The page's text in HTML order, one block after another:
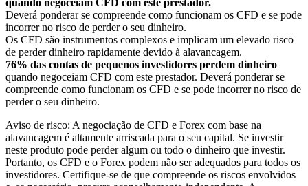
Deverá ponderar se compreende como funcionam os CFD e se pode
incorrer no risco de perder o seu dinheiro.
Os CFD são instrumentos complexos e implicam um elevado risco
de perder dinheiro rapidamente devido à alavancagem.
76% das contas de pequenos investidores perdem dinheiro
quando negoceiam CFD com este prestador. Deverá ponderar se
compreende como funcionam os CFD e se pode incorrer no risco de
perder o seu dinheiro.
Aviso de risco: A negociação de CFD e Forex com base na
alavancagem é altamente arriscada para o seu capital. Se investir
neste produto pode perder algum ou todo o dinheiro que investir.
Portanto, os CFD e o Forex podem não ser adequados para todos os
investidores. Certifique-se de que compreende os riscos envolvidos